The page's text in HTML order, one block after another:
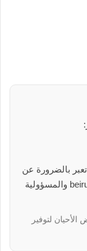
تعبر بالضرورة عن
رأي موقع “beiruttomorrow.com/%22%D8%8C والمسؤولية
لتوفير